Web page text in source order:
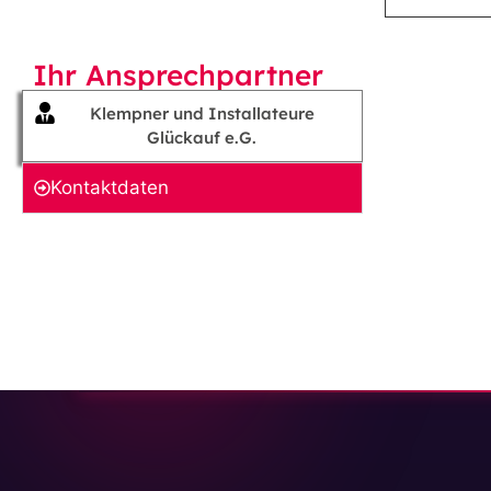
Ihr Ansprechpartner
Klempner und Installateure
Glückauf e.G.
Kontakt­daten